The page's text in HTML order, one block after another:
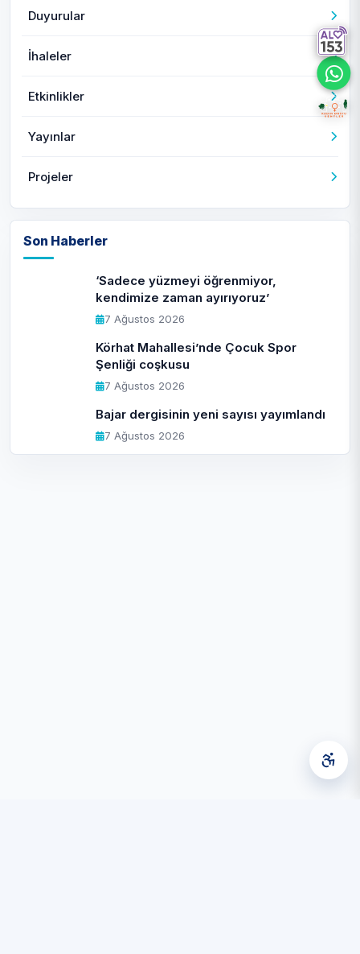
Duyurular
İhaleler
Etkinlikler
Yayınlar
Projeler
Son Haberler
‘Sadece yüzmeyi öğrenmiyor,
kendimize zaman ayırıyoruz’
7 Ağustos 2026
Körhat Mahallesi’nde Çocuk Spor
Şenliği coşkusu
7 Ağustos 2026
Bajar dergisinin yeni sayısı yayımlandı
7 Ağustos 2026